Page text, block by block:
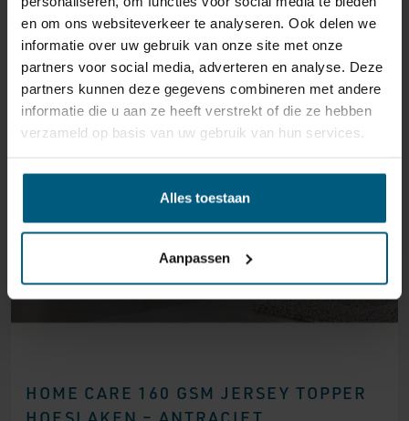
en om ons websiteverkeer te analyseren. Ook delen we
informatie over uw gebruik van onze site met onze
partners voor social media, adverteren en analyse. Deze
partners kunnen deze gegevens combineren met andere
informatie die u aan ze heeft verstrekt of die ze hebben
verzameld op basis van uw gebruik van hun services.
Alles toestaan
Aanpassen
HOME CARE 160 GSM JERSEY TOPPER